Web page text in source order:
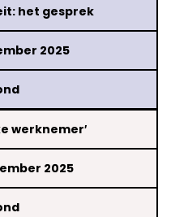
het gesprek
2025
werknemer′
2025